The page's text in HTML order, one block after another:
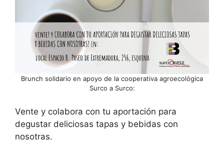
Brunch solidario en apoyo de la cooperativa agroecológica
Surco a Surco:
Vente y colabora con tu aportación para
degustar deliciosas tapas y bebidas con
nosotras.